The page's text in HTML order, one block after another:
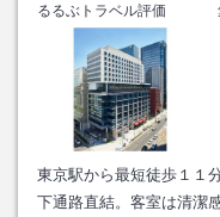
るるぶトラベル評価
東京駅から最短徒歩１１
下通路直結。客室は清潔